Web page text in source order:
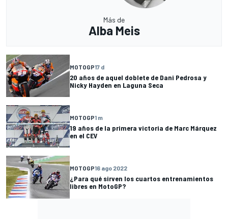
Más de
Alba Meis
MOTOGP17 d
20 años de aquel doblete de Dani Pedrosa y
Nicky Hayden en Laguna Seca
MOTOGP1 m
19 años de la primera victoria de Marc Márquez
en el CEV
MOTOGP16 ago 2022
¿Para qué sirven los cuartos entrenamientos
libres en MotoGP?